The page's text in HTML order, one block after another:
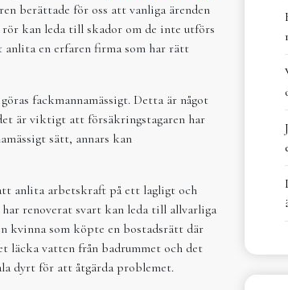
berättade för oss att vanliga ärenden
kan leda till skador om de inte utförs
anlita en erfaren firma som har rätt
fackmannamässigt. Detta är något
är viktigt att försäkringstagaren har
sätt, annars kan
anlita arbetskraft på ett lagligt och
renoverat svart kan leda till allvarliga
kvinna som köpte en bostadsrätt där
läcka vatten från badrummet och det
dyrt för att åtgärda problemet.